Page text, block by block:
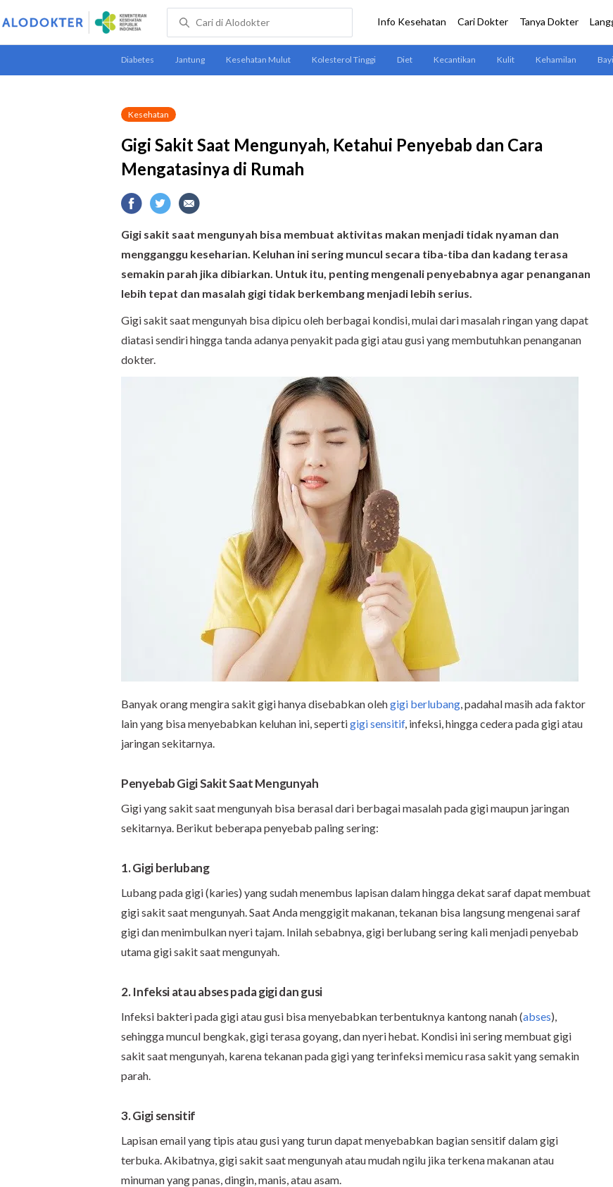
Kesehatan
Gigi Sakit Saat Mengunyah, Ketahui Penyebab dan Cara
Mengatasinya di Rumah
Gigi sakit saat mengunyah bisa membuat aktivitas makan menjadi tidak nyaman dan
mengganggu keseharian. Keluhan ini sering muncul secara tiba-tiba dan kadang terasa
semakin parah jika dibiarkan. Untuk itu, penting mengenali penyebabnya agar penanganan
lebih tepat dan masalah gigi tidak berkembang menjadi lebih serius.
Gigi sakit saat mengunyah bisa dipicu oleh berbagai kondisi, mulai dari masalah ringan yang dapat
diatasi sendiri hingga tanda adanya penyakit pada gigi atau gusi yang membutuhkan penanganan
dokter.
Banyak orang mengira sakit gigi hanya disebabkan olehgigi berlubang, padahal masih ada faktor
lain yang bisa menyebabkan keluhan ini, sepertigigi sensitif, infeksi, hingga cedera pada gigi atau
jaringan sekitarnya.
Penyebab Gigi Sakit Saat Mengunyah
Gigi yang sakit saat mengunyah bisa berasal dari berbagai masalah pada gigi maupun jaringan
sekitarnya. Berikut beberapa penyebab paling sering:
1. Gigi berlubang
Lubang pada gigi (karies) yang sudah menembus lapisan dalam hingga dekat saraf dapat membuat
gigi sakit saat mengunyah. Saat Anda menggigit makanan, tekanan bisa langsung mengenai saraf
gigi dan menimbulkan nyeri tajam. Inilah sebabnya, gigi berlubang sering kali menjadi penyebab
utama gigi sakit saat mengunyah.
2.Infeksi atau abses pada gigi dan gusi
Infeksi bakteri pada gigi atau gusi bisa menyebabkan terbentuknya kantong nanah (abses),
sehingga muncul bengkak, gigi terasa goyang, dan nyeri hebat. Kondisi ini sering membuat gigi
sakit saat mengunyah, karena tekanan pada gigi yang terinfeksi memicu rasa sakit yang semakin
parah.
3. Gigi sensitif
Lapisan email yang tipis atau gusi yang turun dapat menyebabkan bagian sensitif dalam gigi
terbuka. Akibatnya, gigi sakit saat mengunyah atau mudah ngilu jika terkena makanan atau
minuman yang panas, dingin, manis, atau asam.